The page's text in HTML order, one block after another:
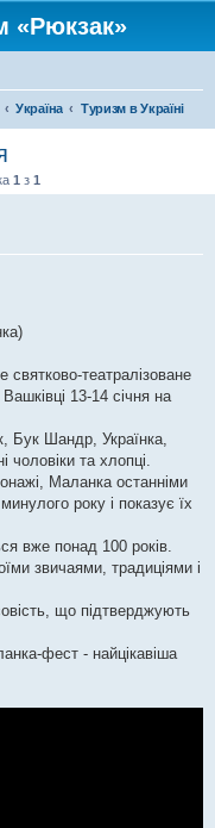
«Рюкзак»
Україна Туризм в Україні
1 з 1
святково-театралізоване
13-14 січня на
Бук Шандр, Українка,
чоловіки та хлопці.
Маланка останніми
року і показує їх
вже понад 100 років.
звичаями, традиціями і
що підтверджують
фест - найцікавіша